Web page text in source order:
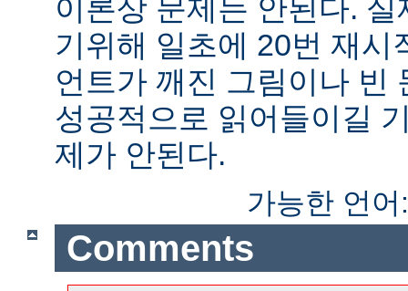
이론상 문제는 안된다.
기위해 일초에 20번 재시
언트가 깨진 그림이나 빈
성공적으로 읽어들이길
제가 안된다.
가능한 언
Comments